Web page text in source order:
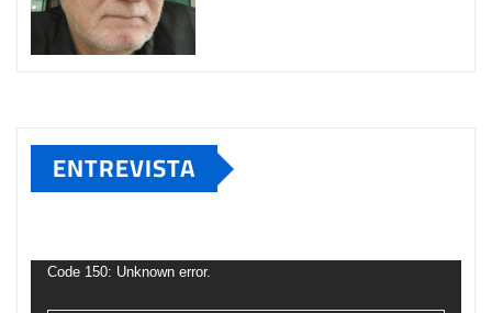
ENTREVISTA
deCode 150: Unknown error.